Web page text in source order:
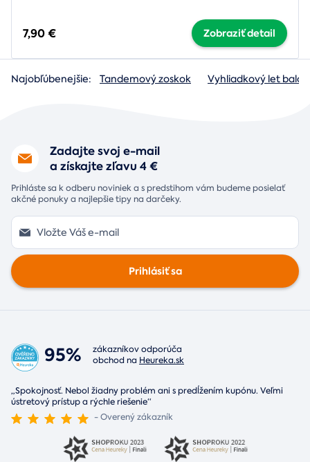
7,90 € Zobraziť detail
Najobľúbenejšie: Tandemový zoskok Vyhliadkový let
Zadajte svoj e-mail
a získajte zľavu 4 €
Prihláste sa k odberu noviniek a s predstihom vám budeme posielať
akčné ponuky a najlepšie tipy na darčeky.
Prihlásiť sa
95%
zákazníkov odporúča
obchod na Heureka.sk
„Spokojnosť. Nebol žiadny problém ani s predĺžením kupónu. Veľmi
ústretový prístup a rýchle riešenie“
- Overený zákazník